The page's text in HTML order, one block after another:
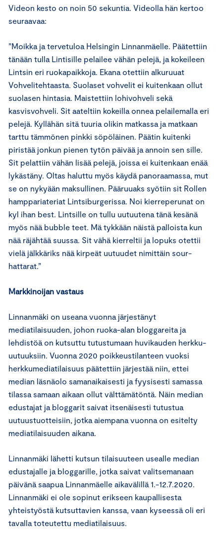
Videon kesto on noin 50 sekuntia. Videolla hän kertoo
seuraavaa:
”Moikka ja tervetuloa Helsingin Linnanmäelle. Päätettiin
tänään tulla Lintisille pelailee vähän pelejä, ja kokeileen
Lintsin eri ruokapaikkoja. Ekana otettiin alkuruuat
Vohvelitehtaasta. Suolaset vohvelit ei kuitenkaan ollut
suolasen hintasia. Maistettiin lohivohveli sekä
kasvisvohveli. Sit aateltiin kokeilla onnea pelailemalla eri
pelejä. Kyllähän sitä tuuria olikin matkassa ja matkaan
tarttu tämmönen pinkki söpöläinen. Päätin kuitenki
piristää jonkun pienen tytön päivää ja annoin sen sille.
Sit pelattiin vähän lisää pelejä, joissa ei kuitenkaan enää
lykästäny. Oltas haluttu myös käydä panoraamassa, mut
se on nykyään maksullinen. Pääruuaks syötiin sit Rollen
hamppariateriat Lintsiburgerissa. Noi kierreperunat on
kyl ihan best. Lintsille on tullu uutuutena tänä kesänä
myös nää bubble teet. Mä tykkään näistä palloista kun
nää räjähtää suussa. Sit vähä kierreltii ja lopuks otettii
vielä jälkkäriks nää kirpeät uutuudet nimittäin sour-
hattarat.”
Markkinoijan vastaus
Linnanmäki on useana vuonna järjestänyt
mediatilaisuuden, johon ruoka-alan bloggareita ja
lehdistöä on kutsuttu tutustumaan huvikauden herkku-
uutuuksiin. Vuonna 2020 poikkeustilanteen vuoksi
herkkumediatilaisuus päätettiin järjestää niin, ettei
median läsnäolo samanaikaisesti ja fyysisesti samassa
tilassa samaan aikaan ollut välttämätöntä. Näin median
edustajat ja bloggarit saivat itsenäisesti tutustua
uutuustuotteisiin, jotka aiempana vuonna on esitelty
mediatilaisuuden aikana.
Linnanmäki lähetti kutsun tilaisuuteen usealle median
edustajalle ja bloggarille, jotka saivat valitsemanaan
päivänä saapua Linnanmäelle aikavälillä 1.-12.7.2020.
Linnanmäki ei ole sopinut erikseen kaupallisesta
yhteistyöstä kutsuttavien kanssa, vaan kyseessä oli eri
tavalla toteutettu mediatilaisuus.